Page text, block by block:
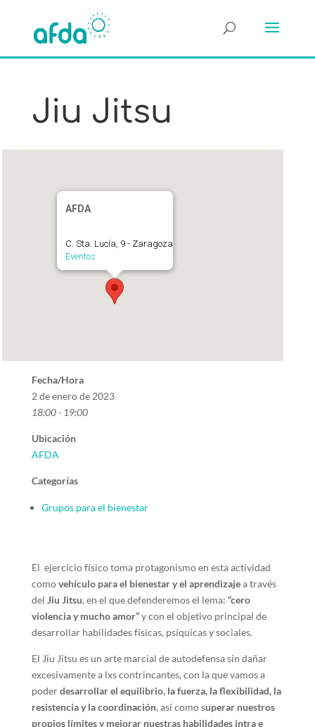
Jiu Jitsu
AFDA
C. Sta. Lucía, 9 - Zaragoza
Eventos
Fecha/Hora
2 de enero de 2023
18:00 - 19:00
Ubicación
AFDA
Categorías
Grupos para el bienestar
El ejercicio físico toma protagonismo en esta actividad
comovehículo para el bienestar y el aprendizajea través
del Jiu Jitsu, en el que defenderemos el lema: “cero
violencia y mucho amor”y con el objetivo principal de
desarrollar habilidades físicas, psíquicas y sociales.
El Jiu Jitsu es un arte marcial de autodefensa sin dañar
excesivamente a lxs contrincantes, con la que vamos a
poderdesarrollar el equilibrio, la fuerza, la flexibilidad, la
resistencia y la coordinación, así como superar nuestros
propios límites y mejorar nuestras habilidades intra e